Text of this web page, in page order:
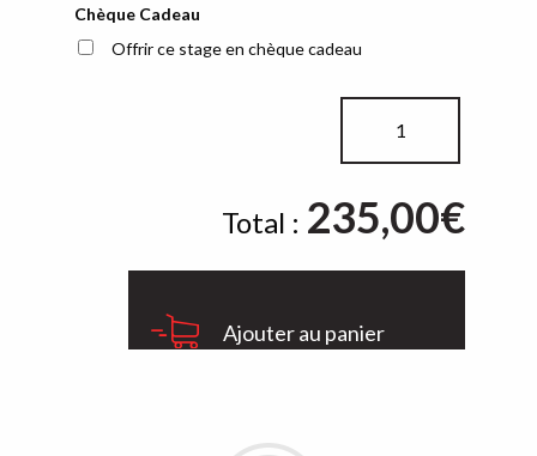
Chèque Cadeau
Offrir ce stage en chèque cadeau
Pack
235€
Total : 235,00€
Ajouter au panier